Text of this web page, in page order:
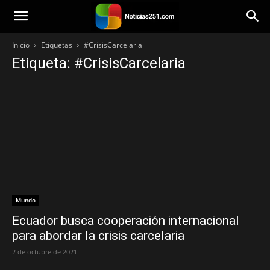
Noticias251
Inicio Etiquetas #CrisisCarcelaria
Etiqueta: #CrisisCarcelaria
Mundo
Ecuador busca cooperación internacional
para abordar la crisis carcelaria
2 de octubre de 2021